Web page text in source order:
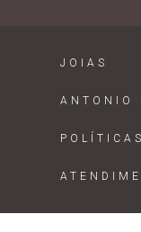
JOIAS
ANTONIO
POLÍTICAS